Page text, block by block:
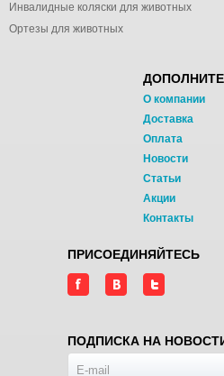
Инвалидные коляски для животных
Ортезы для животных
О компании
Доставка
Оплата
Новости
Статьи
Акции
Контакты
ПРИСОЕДИНЯЙТЕСЬ
ПОДПИСКА НА